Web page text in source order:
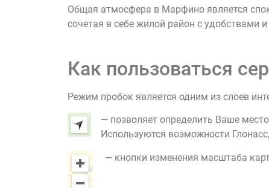
Общая атмосфера в Марфино является
сочетая в себе жилой район с удобствами
Как пользоваться
Режим пробок является одним из слоев
— позволяет определить Ваше
Используются возможности
— кнопки изменения масштаба